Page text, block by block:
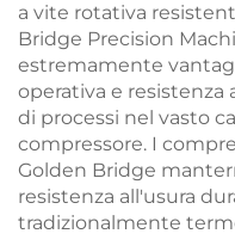
a vite rotativa
Bridge Precision
estremamente
operativa e resistenza
di processi nel vasto
compressore. I
Golden Bridge
resistenza all'usura
tradizionalmente